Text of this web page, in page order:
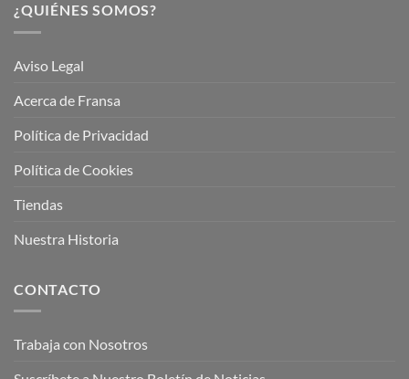
¿QUIÉNES SOMOS?
Aviso Legal
Acerca de Fransa
Política de Privacidad
Política de Cookies
Tiendas
Nuestra Historia
CONTACTO
Trabaja con Nosotros